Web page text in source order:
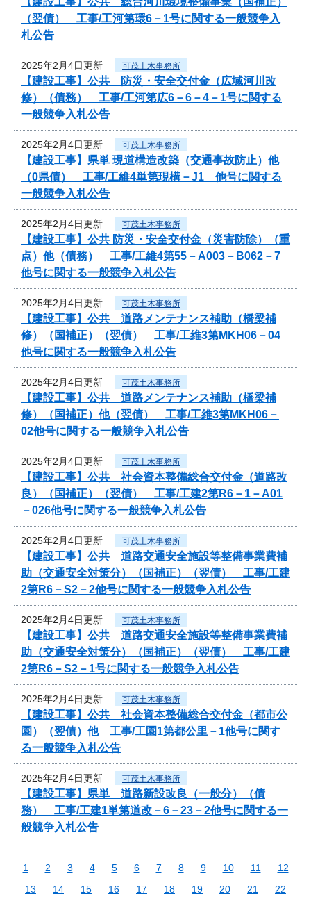
（翌債） 工事/工河第環6－1号に関する一般競争入
札公告
2025年2月4日更新 可茂土木事務所
【建設工事】公共 防災・安全交付金（広域河川改
修）（債務） 工事/工河第広6－6－4－1号に関する
一般競争入札公告
2025年2月4日更新 可茂土木事務所
【建設工事】県単 現道構造改築（交通事故防止）他
（0県債） 工事/工維4単第現構－J1 他号に関する
一般競争入札公告
2025年2月4日更新 可茂土木事務所
【建設工事】公共 防災・安全交付金（災害防除）（重
点）他（債務） 工事/工維4第55－A003－B062－7
他号に関する一般競争入札公告
2025年2月4日更新 可茂土木事務所
【建設工事】公共 道路メンテナンス補助（橋梁補
修）（国補正）（翌債） 工事/工維3第MKH06－04
他号に関する一般競争入札公告
2025年2月4日更新 可茂土木事務所
【建設工事】公共 道路メンテナンス補助（橋梁補
修）（国補正）他（翌債） 工事/工維3第MKH06－
02他号に関する一般競争入札公告
2025年2月4日更新 可茂土木事務所
【建設工事】公共 社会資本整備総合交付金（道路改
良）（国補正）（翌債） 工事/工建2第R6－1－A01
－026他号に関する一般競争入札公告
2025年2月4日更新 可茂土木事務所
【建設工事】公共 道路交通安全施設等整備事業費補
助（交通安全対策分）（国補正）（翌債） 工事/工建
2第R6－S2－2他号に関する一般競争入札公告
2025年2月4日更新 可茂土木事務所
【建設工事】公共 道路交通安全施設等整備事業費補
助（交通安全対策分）（国補正）（翌債） 工事/工建
2第R6－S2－1号に関する一般競争入札公告
2025年2月4日更新 可茂土木事務所
【建設工事】公共 社会資本整備総合交付金（都市公
園）（翌債）他 工事/工園1第都公里－1他号に関す
る一般競争入札公告
2025年2月4日更新 可茂土木事務所
【建設工事】県単 道路新設改良（一般分）（債
務） 工事/工建1単第道改－6－23－2他号に関する一
般競争入札公告
1 2 3 4 5 6 7 8 9 10 11
12
13
14 15 16 17 18 19 20 21
22